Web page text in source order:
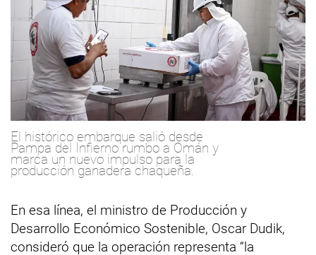
El histórico embarque salió desde
Pampa del Infierno rumbo a Omán y
marca un nuevo impulso para la
producción ganadera chaqueña.
En esa línea, el ministro de Producción y
Desarrollo Económico Sostenible, Oscar Dudik,
consideró que la operación representa “la